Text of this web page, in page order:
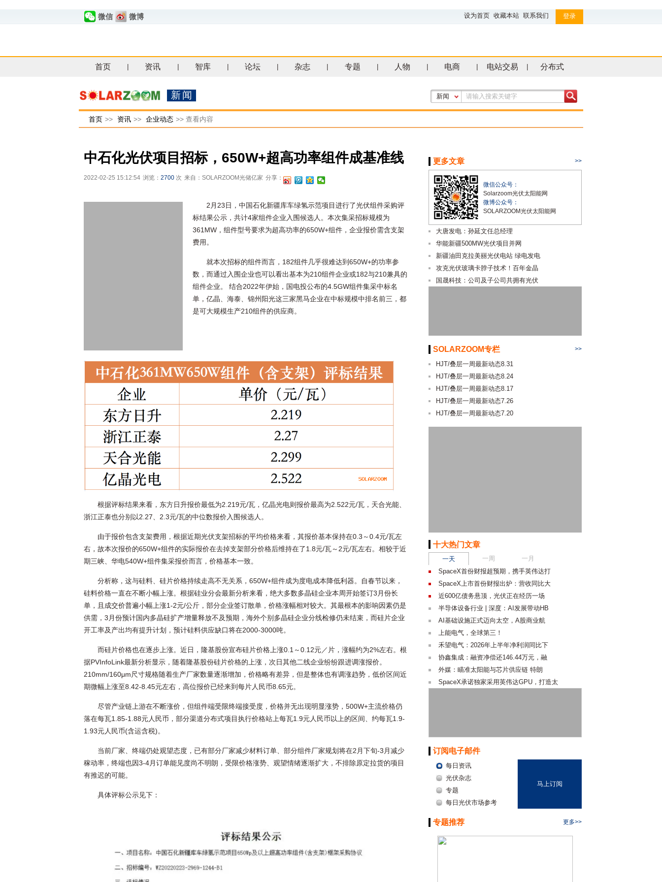
微信 微博 设为首页 收藏本站 联系我们 登录
首页 资讯 智库 论坛 杂志 专题 人物 电商 电站交易 分布式
新闻 新闻
首页 >> 资讯 >> 企业动态 >> 查看内容
中石化光伏项目招标，650W+超高功率组件成基准线
2022-02-25 15:12:54 浏览： 2700 次 来自：SOLARZOOM光储亿家 分享：
2月23日，中国石化新疆库车绿氢示范项目进行了光伏组件采购评
标结果公示，共计4家组件企业入围候选人。本次集采招标规模为
361MW，组件型号要求为超高功率的650W+组件，企业报价需含支架
费用。
就本次招标的组件而言，182组件几乎很难达到650W+的功率参
数，而通过入围企业也可以看出基本为210组件企业或182与210兼具的
组件企业。 结合2022年伊始，国电投公布的4.5GW组件集采中标名
单，亿晶、海泰、锦州阳光这三家黑马企业在中标规模中排名前三，都
是可大规模生产210组件的供应商。
根据评标结果来看，东方日升报价最低为2.219元/瓦，亿晶光电则报价最高为2.522元/瓦，天合光能、
浙江正泰也分别以2.27、2.3元/瓦的中位数报价入围候选人。
由于报价包含支架费用，根据近期光伏支架招标的平均价格来看，其报价基本保持在0.3～0.4元/瓦左
右，故本次报价的650W+组件的实际报价在去掉支架部分价格后维持在了1.8元/瓦～2元/瓦左右。相较于近
期三峡、华电540W+组件集采报价而言，价格基本一致。
分析称，这与硅料、硅片价格持续走高不无关系，650W+组件成为度电成本降低利器。自春节以来，
硅料价格一直在不断小幅上涨。根据硅业分会最新分析来看，绝大多数多晶硅企业本周开始签订3月份长
单，且成交价普遍小幅上涨1-2元/公斤，部分企业签订散单，价格涨幅相对较大。其最根本的影响因素仍是
供需，3月份预计国内多晶硅扩产增量释放不及预期，海外个别多晶硅企业分线检修仍未结束，而硅片企业
开工率及产出均有提升计划，预计硅料供应缺口将在2000-3000吨。
而硅片价格也在逐步上涨。近日，隆基股份宣布硅片价格上涨0.1～0.12元／片，涨幅约为2%左右。根
据PVInfoLink最新分析显示，随着隆基股份硅片价格的上涨，次日其他二线企业纷纷跟进调涨报价。
210mm/160μm尺寸规格随着生产厂家数量逐渐增加，价格略有差异，但是整体也有调涨趋势，低价区间近
期微幅上涨至8.42-8.45元左右，高位报价已经来到每片人民币8.65元。
尽管产业链上游在不断涨价，但组件端受限终端接受度，价格并无出现明显涨势，500W+主流价格仍
落在每瓦1.85-1.88元人民币，部分渠道分布式项目执行价格站上每瓦1.9元人民币以上的区间、约每瓦1.9-
1.93元人民币(含运含税)。
当前厂家、终端仍处观望态度，已有部分厂家减少材料订单、部分组件厂家规划将在2月下旬-3月减少
稼动率，终端也因3-4月订单能见度尚不明朗，受限价格涨势、观望情绪逐渐扩大，不排除原定拉货的项目
有推迟的可能。
具体评标公示见下：
更多文章 >>
微信公众号：
Solarzoom光伏太阳能网
微博公众号：
SOLARZOOM光伏太阳能网
大唐发电：孙延文任总经理
华能新疆500MW光伏项目并网
新疆油田克拉美丽光伏电站 绿电发电
攻克光伏玻璃卡脖子技术！百年金晶
国晟科技：公司及子公司共拥有光伏
SOLARZOOM专栏 >>
HJT/叠层一周最新动态8.31
HJT/叠层一周最新动态8.24
HJT/叠层一周最新动态8.17
HJT/叠层一周最新动态7.26
HJT/叠层一周最新动态7.20
十大热门文章
一天 一周
一月
SpaceX首份财报超预期，携手英伟达打
SpaceX上市首份财报出炉：营收同比大
近600亿债务悬顶，光伏正在经历一场
半导体设备行业 | 深度：AI发展带动HB
AI基础设施正式迈向太空，A股商业航
上能电气，全球第三！
禾望电气：2026年上半年净利润同比下
协鑫集成：融资净偿还146.44万元，融
外媒：瞄准太阳能与芯片供应链 特朗
SpaceX承诺独家采用英伟达GPU，打造太
订阅电子邮件
每日资讯
光伏杂志
专题
每日光伏市场参考
马上订阅
专题推荐 更多>>